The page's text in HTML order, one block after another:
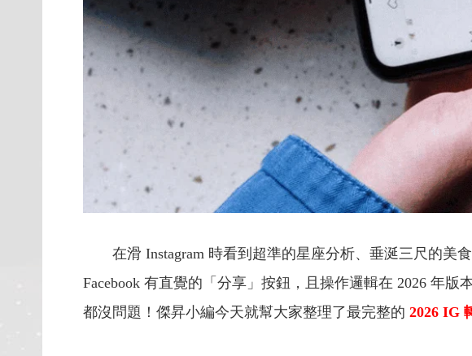
在滑 Instagram 時看到超準的星座分析、垂涎三尺的美
Facebook 有直覺的「分享」按鈕，且操作邏輯在 2026 年
都沒問題！傑昇小編今天就幫大家整理了最完整的 2026 IG